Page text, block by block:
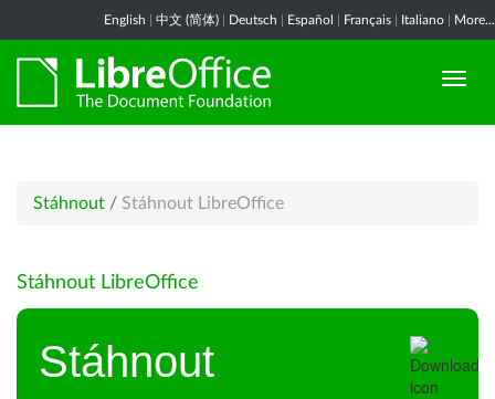
English 中文 (简体) Deutsch Español Français Italiano More...
Stáhnout / Stáhnout LibreOffice
Stáhnout LibreOffice
Stáhnout